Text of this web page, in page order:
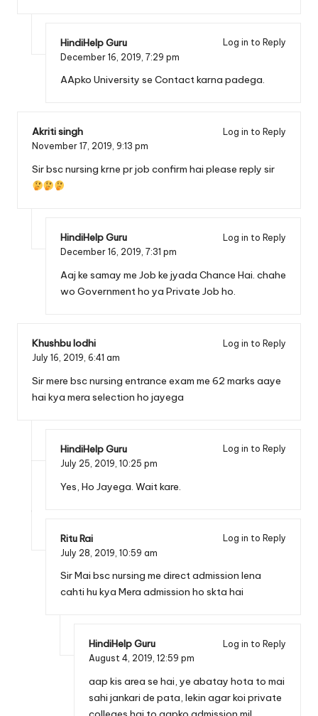
HindiHelp Guru
Log in to Reply
December 16, 2019, 7:29 pm
AApko University se Contact karna padega.
Akriti singh
Log in to Reply
November 17, 2019, 9:13 pm
Sir bsc nursing krne pr job confirm hai please reply sir
HindiHelp Guru
Log in to Reply
December 16, 2019, 7:31 pm
Aaj ke samay me Job ke jyada Chance Hai. chahe
wo Government ho ya Private Job ho.
Khushbu lodhi
Log in to Reply
July 16, 2019, 6:41 am
Sir mere bsc nursing entrance exam me 62 marks aaye
hai kya mera selection ho jayega
HindiHelp Guru
Log in to Reply
July 25, 2019, 10:25 pm
Yes, Ho Jayega. Wait kare.
Ritu Rai
Log in to Reply
July 28, 2019, 10:59 am
Sir Mai bsc nursing me direct admission lena
cahti hu kya Mera admission ho skta hai
HindiHelp Guru
Log in to Reply
August 4, 2019, 12:59 pm
aap kis area se hai, ye abatay hota to mai
sahi jankari de pata, lekin agar koi private